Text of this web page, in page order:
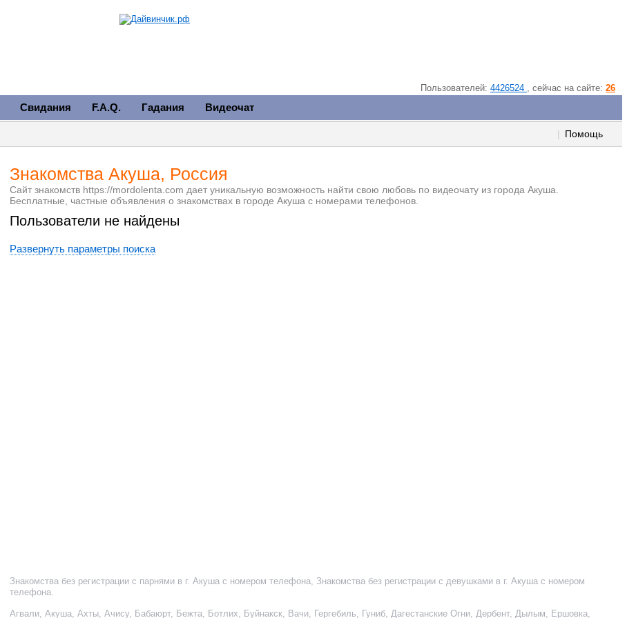
Пользователей: 4426524 , cейчас на сайте: 26
Свидания F.A.Q. Гадания Видеочат
Помощь
Знакомства Акуша, Россия
Сайт знакомств https://mordolenta.com дает уникальную возможность найти свою любовь по видеочату из города Акуша.
Бесплатные, частные объявления о знакомствах в городе Акуша с номерами телефонов.
Пользователи не найдены
Развернуть параметры поиска
Знакомства без регистрации с парнями в г. Акуша с номером телефона, Знакомства без регистрации с девушками в г. Акуша с номером
телефона.
Агвали,Акуша,Ахты,Ачису, Бабаюрт, Бежта, Ботлих, Буйнакск, Вачи, Гергебиль, Гуниб,Дагестанские Огни,Дербент,Дылым, Ершовка,